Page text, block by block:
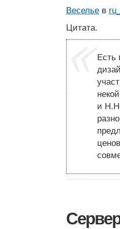
Веселье в
Цитата.
Есть
и